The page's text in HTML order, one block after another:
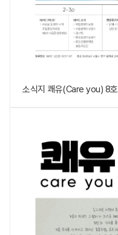
소식지 쾌유(Care you) 8호